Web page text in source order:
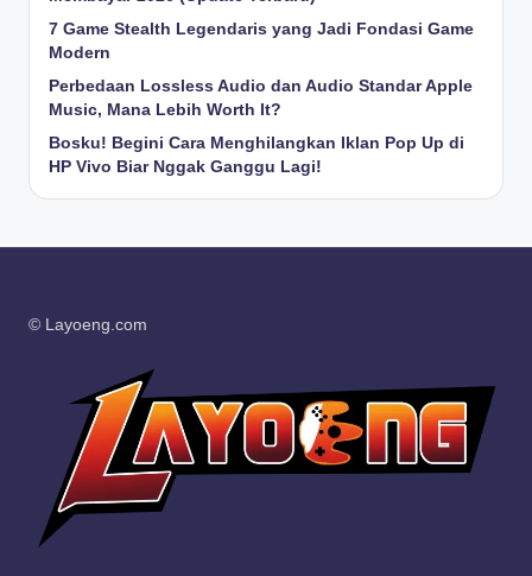
7 Game Stealth Legendaris yang Jadi Fondasi Game
Modern
Perbedaan Lossless Audio dan Audio Standar Apple
Music, Mana Lebih Worth It?
Bosku! Begini Cara Menghilangkan Iklan Pop Up di
HP Vivo Biar Nggak Ganggu Lagi!
© Layoeng.com